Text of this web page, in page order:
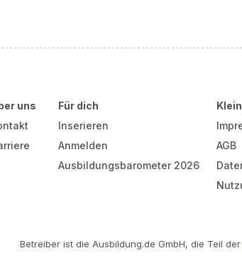
uns
Für dich
Inserieren
Anmelden
Ausbildungsbarometer 2026
AGB
Betreiber ist die Ausbildung.de GmbH, die Teil der